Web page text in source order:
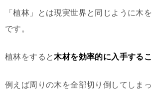
「植林」とは現実世界と同じように木
です。
植林をすると木材を効率的に入手する
例えば周りの木を全部切り倒してしまっ